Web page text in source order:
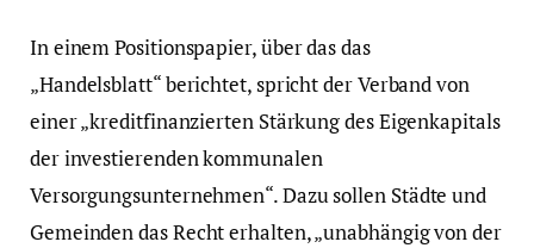
In einem Positionspapier, über das das
„Handelsblatt“ berichtet, spricht der Verband von
einer „kreditfinanzierten Stärkung des Eigenkapitals
der investierenden kommunalen
Versorgungsunternehmen“. Dazu sollen Städte und
Gemeinden das Recht erhalten, „unabhängig von der